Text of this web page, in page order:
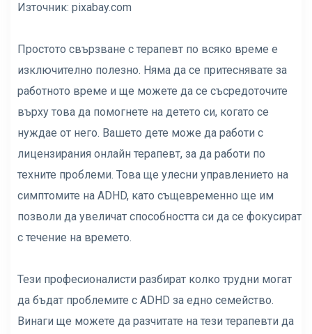
Източник: pixabay.com
Простото свързване с терапевт по всяко време е
изключително полезно. Няма да се притеснявате за
работното време и ще можете да се съсредоточите
върху това да помогнете на детето си, когато се
нуждае от него. Вашето дете може да работи с
лицензирания онлайн терапевт, за да работи по
техните проблеми. Това ще улесни управлението на
симптомите на ADHD, като същевременно ще им
позволи да увеличат способността си да се фокусират
с течение на времето.
Тези професионалисти разбират колко трудни могат
да бъдат проблемите с ADHD за едно семейство.
Винаги ще можете да разчитате на тези терапевти да